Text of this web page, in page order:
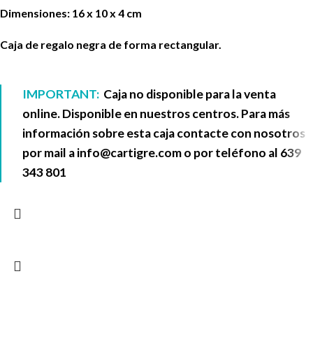
Dimensiones: 16 x 10 x 4 cm
Caja de regalo negra de forma rectangular.
IMPORTANT: Caja no disponible para la venta
online. Disponible en nuestros centros. Para más
información sobre esta caja contacte con nosotros
por mail ainfo@cartigre.como por teléfono al 639
343 801